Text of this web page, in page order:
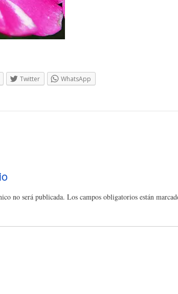
Twitter WhatsApp
no será publicada. Los campos obligatorios están